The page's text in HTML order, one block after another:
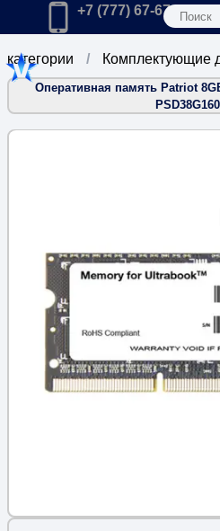
Главная
Позвонить в компанию по
+7 (777) 67-67-666
Комплектующие
категории
Оперативная память Patriot